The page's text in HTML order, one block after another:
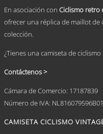
En asociación con Ciclismo retro
ofrecer una réplica de maillot de
colección.
¿Tienes una camiseta de
Contáctenos >
Cámara de Comercio: 17187839
Número de IVA: NL816079596B01
CAMISETA CICLISMO